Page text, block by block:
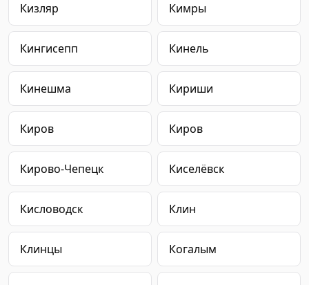
Кизляр Кимры
Кингисепп Кинель
Кинешма Кириши
Киров Киров
Кирово-Чепецк Киселёвск
Кисловодск Клин
Клинцы Когалым